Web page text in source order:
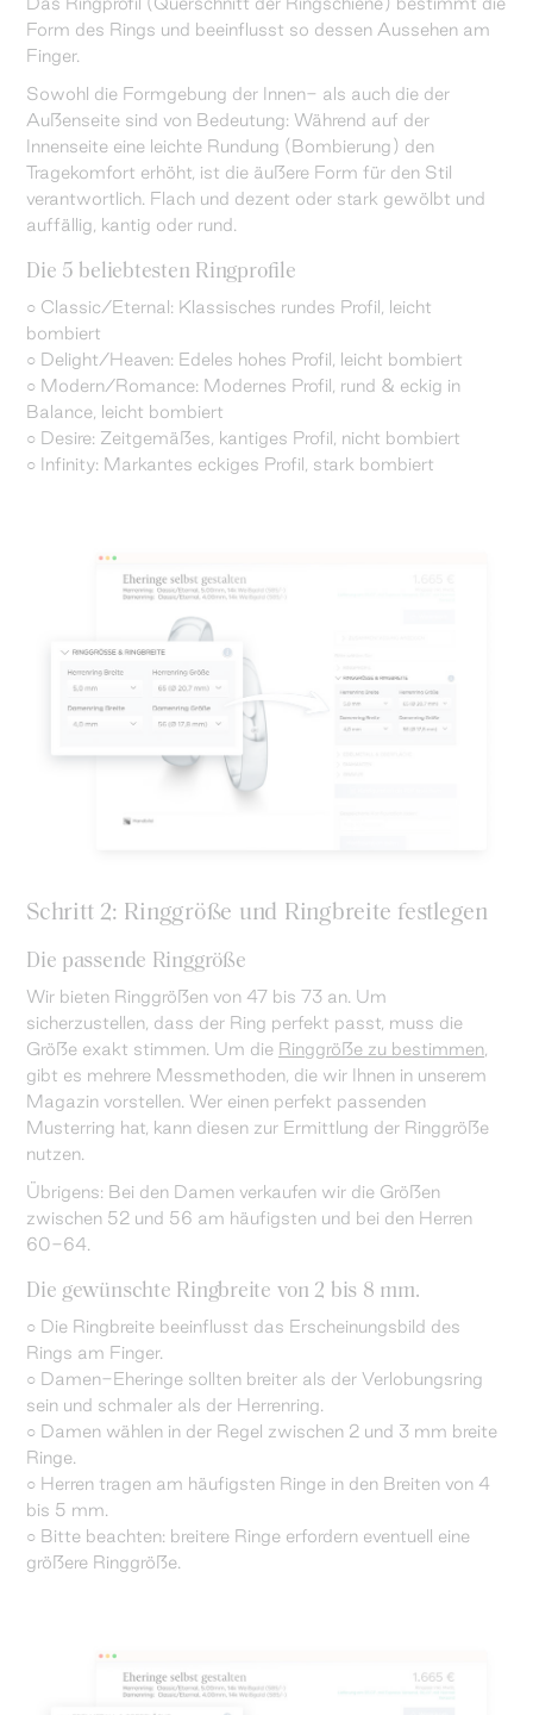
Form des Rings und beeinflusst so dessen Aussehen am
Finger.
Sowohl die Formgebung der Innen- als auch die der
Außenseite sind von Bedeutung: Während auf der
Innenseite eine leichte Rundung (Bombierung) den
Tragekomfort erhöht, ist die äußere Form für den Stil
verantwortlich. Flach und dezent oder stark gewölbt und
auffällig, kantig oder rund.
Die 5 beliebtesten Ringprofile
○ Classic/Eternal: Klassisches rundes Profil, leicht
bombiert
○ Delight/Heaven: Edeles hohes Profil, leicht bombiert
○ Modern/Romance: Modernes Profil, rund & eckig in
Balance, leicht bombiert
○ Desire: Zeitgemäßes, kantiges Profil, nicht bombiert
○ Infinity: Markantes eckiges Profil, stark bombiert
Schritt 2: Ringgröße und Ringbreite festlegen
Die passende Ringgröße
Wir bieten Ringgrößen von 47 bis 73 an. Um
sicherzustellen, dass der Ring perfekt passt, muss die
Größe exakt stimmen. Um die Ringgröße zu bestimmen
gibt es mehrere Messmethoden, die wir Ihnen in unserem
Magazin vorstellen. Wer einen perfekt passenden
Musterring hat, kann diesen zur Ermittlung der Ringgröße
nutzen.
Übrigens: Bei den Damen verkaufen wir die Größen
zwischen 52 und 56 am häufigsten und bei den Herren
60-64.
Die gewünschte Ringbreite von 2 bis 8 mm.
○ Die Ringbreite beeinflusst das Erscheinungsbild des
Rings am Finger.
○ Damen-Eheringe sollten breiter als der Verlobungsring
sein und schmaler als der Herrenring.
○ Damen wählen in der Regel zwischen 2 und 3 mm breite
Ringe.
○ Herren tragen am häufigsten Ringe in den Breiten von 4
bis 5 mm.
○ Bitte beachten: breitere Ringe erfordern eventuell eine
größere Ringgröße.